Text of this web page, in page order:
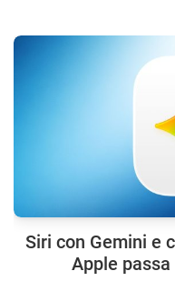
Siri con Gemini e
Apple